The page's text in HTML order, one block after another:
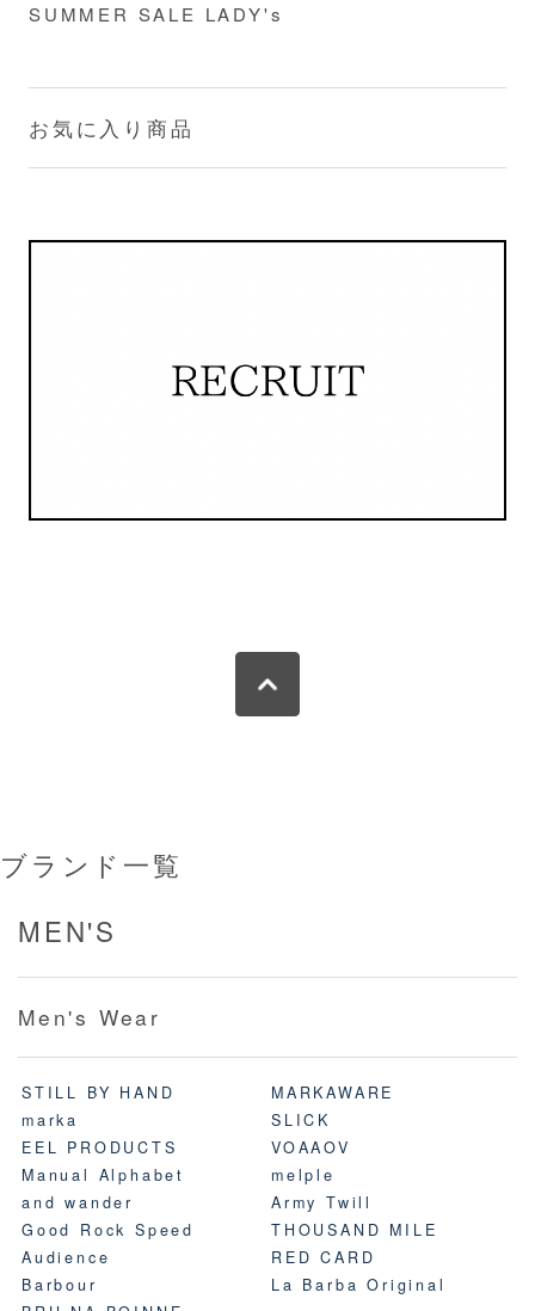
SUMMER SALE LADY's
お気に入り商品
ブランド一覧
MEN'S
Men's Wear
STILL BY HAND
MARKAWARE
marka
SLICK
EEL PRODUCTS
VOAAOV
Manual Alphabet
melple
and wander
Army Twill
Good Rock Speed
THOUSAND MILE
Audience
RED CARD
Barbour
La Barba Original